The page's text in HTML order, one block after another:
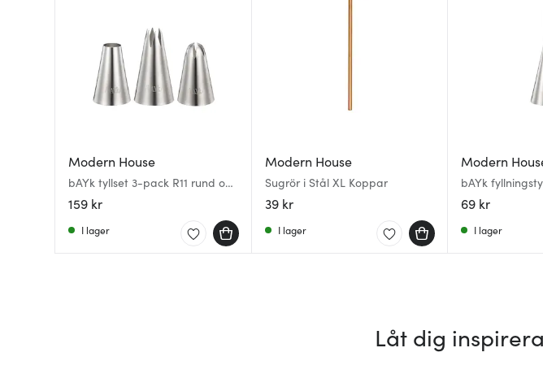
Modern House
bAYk tyllset 3-pack R11 rund och
SL13 SC12 stjärna öppen &
stängd
159 kr
I lager
Modern House
Sugrör i Stål XL Koppar
39 kr
I lager
Modern
bAYk
69 kr
I lager
Låt dig